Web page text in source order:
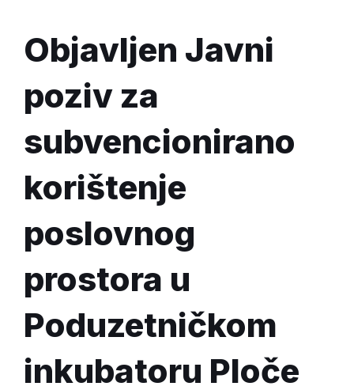
Objavljen Javni
poziv za
subvencionirano
korištenje
poslovnog
prostora u
Poduzetničkom
inkubatoru Ploče